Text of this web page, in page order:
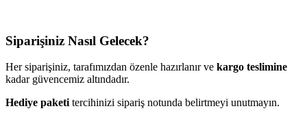
Siparişiniz Nasıl Gelecek?
Her siparişiniz, tarafımızdan özenle hazırlanır ve kargo teslimine
kadar güvencemiz altındadır.
Hediye paketi tercihinizi sipariş notunda belirtmeyi unutmayın.